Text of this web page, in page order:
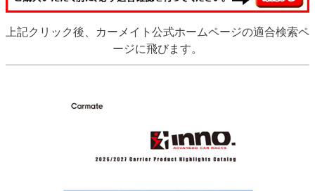
上記クリック後、カーメイト公式ホームページの適合検索ペ
ージに飛びます。